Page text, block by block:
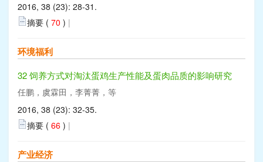
2016, 38 (23): 28-31.
摘要 ( 70 ) |
环境福利
32 饲养方式对淘汰蛋鸡生产性能及蛋肉品质的影响研究
任鹏，虞霖田，李菁菁，等
2016, 38 (23): 32-35.
摘要 ( 66 ) |
产业经济